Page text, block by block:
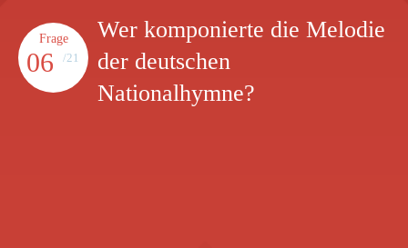
Frage
06 /21
Wer komponierte die Melodie
der deutschen
Nationalhymne?